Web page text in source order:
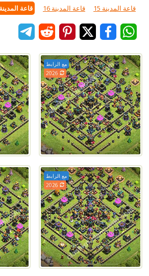
قاعة المدينة 15
قاعة المدينة 16 قاعة المدينة
مع الرابط
2026
مع الرابط
2026